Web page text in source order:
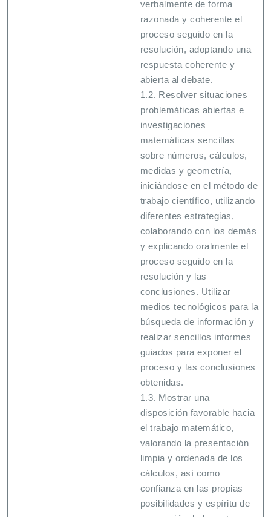
verbalmente de forma
razonada y coherente el
proceso seguido en la
resolución, adoptando una
respuesta coherente y
abierta al debate.
1.2. Resolver situaciones
problemáticas abiertas e
investigaciones
matemáticas sencillas
sobre números, cálculos,
medidas y geometría,
iniciándose en el método de
trabajo científico, utilizando
diferentes estrategias,
colaborando con los demás
y explicando oralmente el
proceso seguido en la
resolución y las
conclusiones. Utilizar
medios tecnológicos para la
búsqueda de información y
realizar sencillos informes
guiados para exponer el
proceso y las conclusiones
obtenidas.
1.3. Mostrar una
disposición favorable hacia
el trabajo matemático,
valorando la presentación
limpia y ordenada de los
cálculos, así como
confianza en las propias
posibilidades y espíritu de